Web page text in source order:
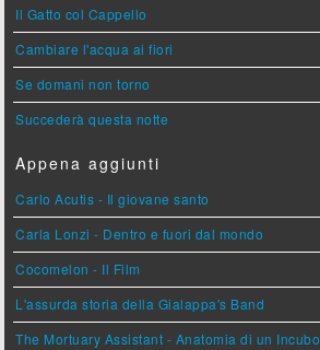
Il Gatto col Cappello
Cambiare l'acqua ai fiori
Se domani non torno
Succederà questa notte
Appena aggiunti
Carlo Acutis - Il giovane santo
Carla Lonzi - Dentro e fuori dal mondo
Cocomelon - Il Film
L'assurda storia della Gialappa's Band
The Mortuary Assistant - Anatomia di un Incubo